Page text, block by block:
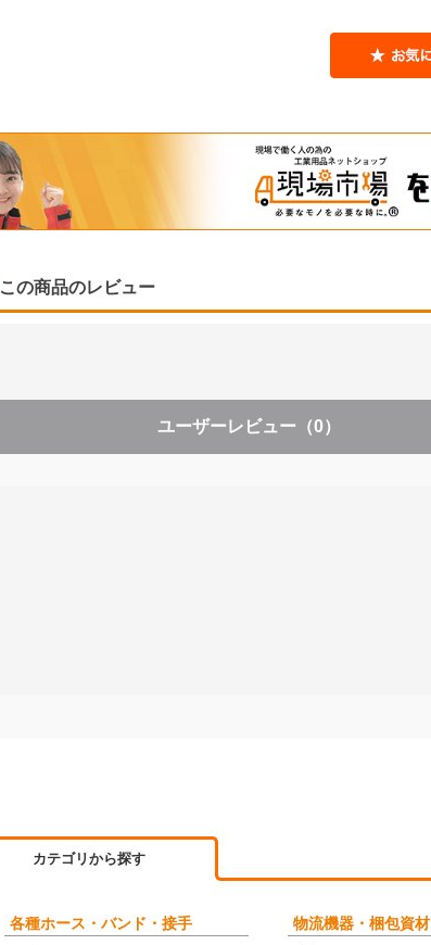
この商品のレビュー
ユーザーレビュー （0）
カテゴリから探す
各種ホース・バンド・接手 物流機器・梱包資材